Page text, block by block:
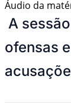
Áudio da
A
ofensas